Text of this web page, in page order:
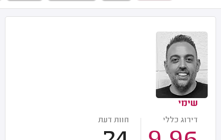
שימי
דירוג כללי חוות דעת